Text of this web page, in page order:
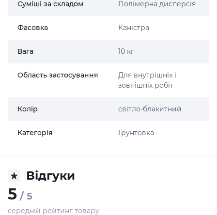
Суміші за складом Полімерна дисперсія
Фасовка Каністра
Вага 10 кг
Область застосування
Для внутрішніх і
зовнішніх робіт
Колір світло-блакитний
Категорія Ґрунтовка
Відгуки
5 / 5
середній рейтинг товару